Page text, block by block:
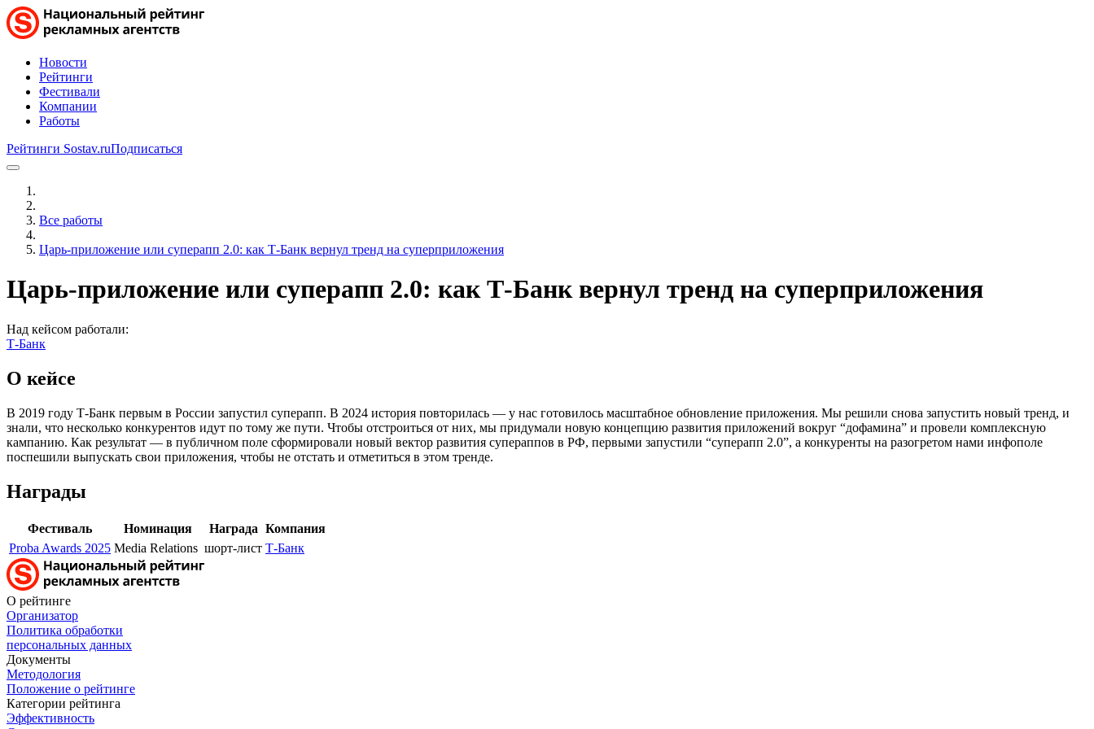
Новости
Рейтинги
Фестивали
Компании
Работы
Рейтинги Sostav.ruПодписаться
Все работы
Царь-приложение или суперапп 2.0: как Т-Банк вернул тренд на суперприложения
Царь-приложение или суперапп 2.0: как Т-Банк вернул тренд на суперприложения
Над кейсом работали:
Т-Банк
О кейсе
В 2019 году Т-Банк первым в России запустил суперапп. В 2024 история повторилась — у нас готовилось масштабное обновление приложения. Мы решили снова запустить новый тренд, и
знали, что несколько конкурентов идут по тому же пути. Чтобы отстроиться от них, мы придумали новую концепцию развития приложений вокруг “дофамина” и провели комплексную
кампанию. Как результат — в публичном поле сформировали новый вектор развития супераппов в РФ, первыми запустили “суперапп 2.0”, а конкуренты на разогретом нами инфополе
поспешили выпускать свои приложения, чтобы не отстать и отметиться в этом тренде.
Награды
Фестиваль Номинация Награда Компания
Proba Awards 2025 Media Relations шорт-лист Т-Банк
О рейтинге
Организатор
Политика обработки
персональных данных
Документы
Методология
Положение о рейтинге
Категории рейтинга
Эффективность